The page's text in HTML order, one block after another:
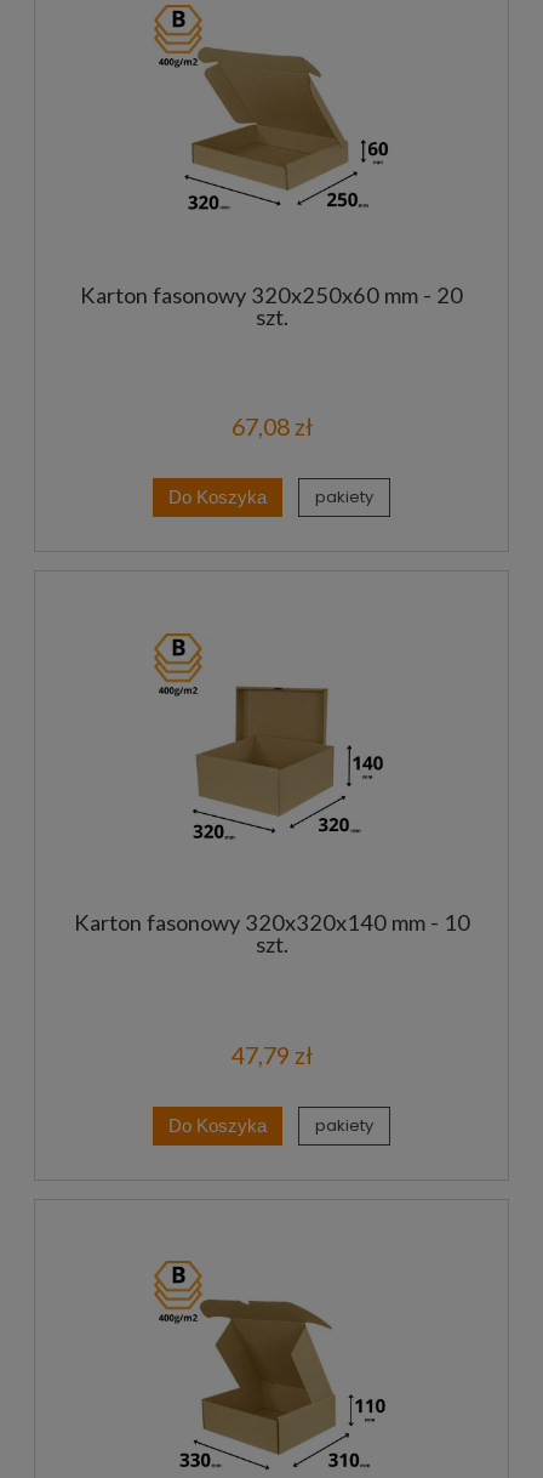
Karton fasonowy 320x250x60 mm - 20
szt.
67,08 zł
Do Koszyka pakiety
Karton fasonowy 320x320x140 mm - 10
szt.
47,79 zł
Do Koszyka pakiety